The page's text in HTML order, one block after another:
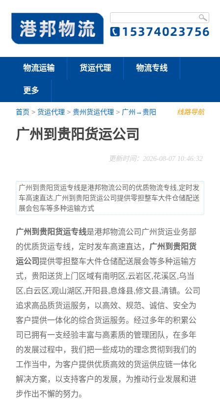
物流运输 货运代理 物流专线
更多
线路导航
首页 > 货运代理 >贵州货运代理 > 广州→贵阳
广州到贵阳货运公司
更新时间：2026-08-07 10:46:32
广州到贵阳货运专线是港邦物流公司的优质物流专线,定时发
车高速直达,广州到贵阳货运公司提供零担整车大件仓储配送
展会包车等多种运输方式
广州到贵阳货运专线是港邦物流公司广州货运业务部
的优质货运专线，定时发车高速直达， 广州到贵阳货
运公司提供零担整车大件仓储配送展会等多种运输方
式，贵阳送货上门区域有南明区,云岩区,花溪区,乌当
区,白云区,观山湖区,开阳县,息烽县,修文县,清镇。公司
追求高品质货运服务，以高效、规范、诚信、安全为
客户提供一体化的综合货运服务。经过多年的积累公
司已拥有一支经验丰富与高素质的管理团队，在多年
的发展过程中，我们把一些成功的理念贯彻到我们的
工作当中，为客户提供优质高效的货运供应链一体化
解决方案，以支持客户的发展，为推动行业发展和进
步作出不懈的努力。